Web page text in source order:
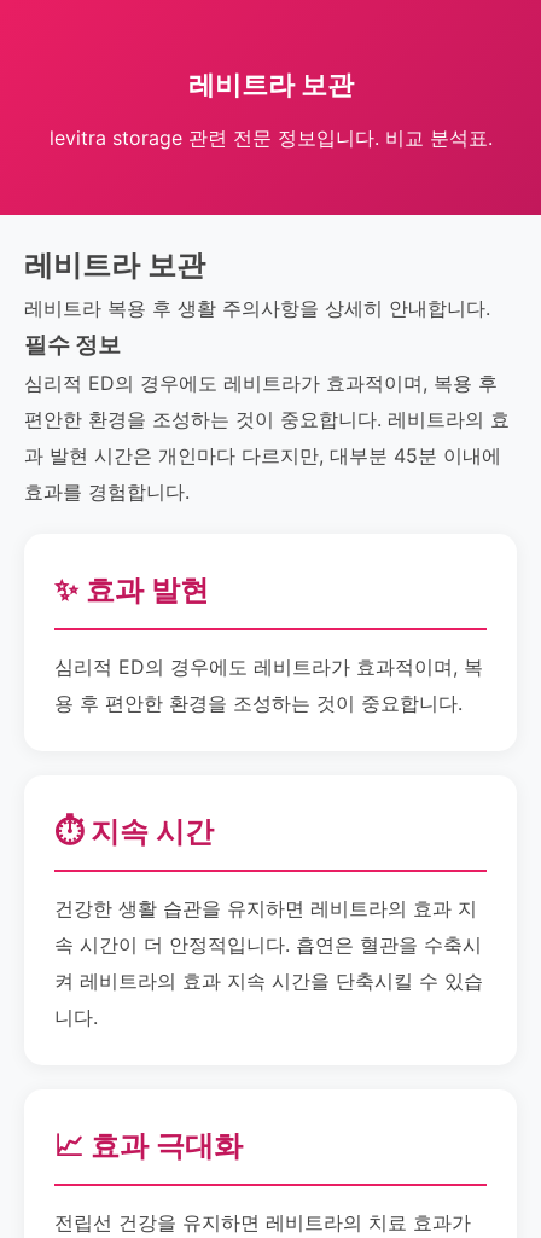
레비트라 보관
levitra storage 관련 전문 정보입니다. 비교 분석표.
레비트라 보관
레비트라 복용 후 생활 주의사항을 상세히 안내합니다.
필수 정보
심리적 ED의 경우에도 레비트라가 효과적이며, 복용 후
편안한 환경을 조성하는 것이 중요합니다. 레비트라의 효
과 발현 시간은 개인마다 다르지만, 대부분 45분 이내에
효과를 경험합니다.
✨ 효과 발현
심리적 ED의 경우에도 레비트라가 효과적이며, 복
용 후 편안한 환경을 조성하는 것이 중요합니다.
⏱️ 지속 시간
건강한 생활 습관을 유지하면 레비트라의 효과 지
속 시간이 더 안정적입니다. 흡연은 혈관을 수축시
켜 레비트라의 효과 지속 시간을 단축시킬 수 있습
니다.
📈 효과 극대화
전립선 건강을 유지하면 레비트라의 치료 효과가